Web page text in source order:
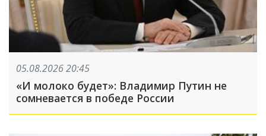
05.08.2026 20:45
«И молоко будет»: Владимир Путин не
сомневается в победе России